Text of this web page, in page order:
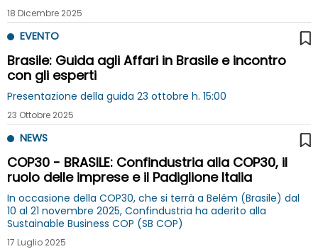
18 Dicembre 2025
EVENTO
Brasile: Guida agli Affari in Brasile e incontro
con gli esperti
Presentazione della guida 23 ottobre h. 15:00
23 Ottobre 2025
NEWS
COP30 - BRASILE: Confindustria alla COP30, il
ruolo delle imprese e il Padiglione Italia
In occasione della COP30, che si terrà a Belém (Brasile) dal
10 al 21 novembre 2025, Confindustria ha aderito alla
Sustainable Business COP (SB COP)
17 Luglio 2025